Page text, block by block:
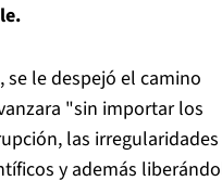
se le despejó el camino
"sin importar los
las
y además